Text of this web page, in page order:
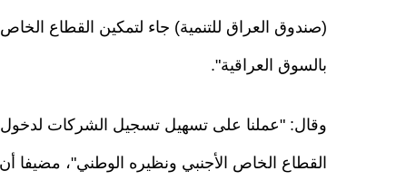
(صندوق العراق للتنمية) جاء لتمكين القطاع
بالسوق العراقية".
وقال: "عملنا على تسهيل تسجيل الشركات لدخول